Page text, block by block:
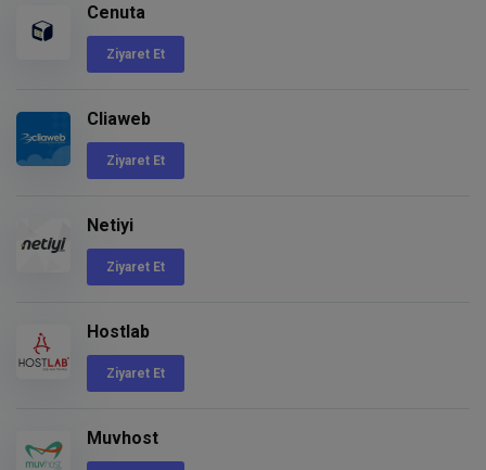
Cenuta
Ziyaret Et
Cliaweb
Ziyaret Et
Netiyi
Ziyaret Et
Hostlab
Ziyaret Et
Muvhost